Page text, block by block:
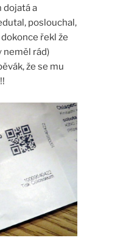
dojatá a
poslouchal,
řekl že
neměl rád)
že se mu